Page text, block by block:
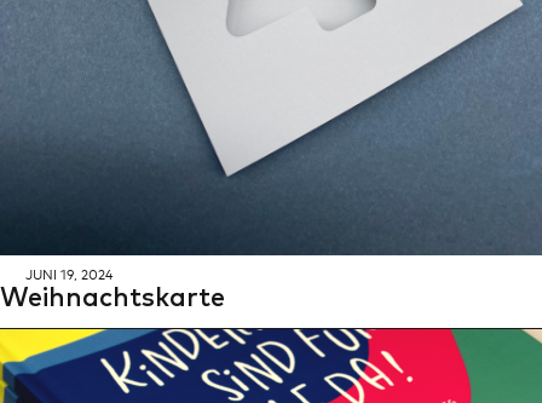
Suche
JUNI 19, 2024
Weih­nachts­kar­te